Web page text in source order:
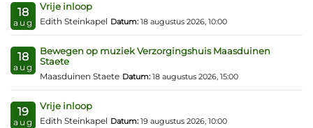
18
aug
Vrije inloop
Edith Steinkapel Datum: 18 augustus 2026, 10:00
18
aug
Bewegen op muziek Verzorgingshuis Maasduinen
Staete
Maasduinen Staete Datum: 18 augustus 2026, 15:00
19
aug
Vrije inloop
Edith Steinkapel Datum: 19 augustus 2026, 10:00